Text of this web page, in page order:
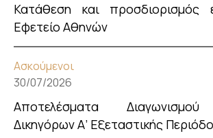
Κατάθεση και προσδιορισμός
Εφετείο Αθηνών
Ασκούμενοι
30/07/2026
Αποτελέσματα
Δικηγόρων Α’ Εξεταστικής